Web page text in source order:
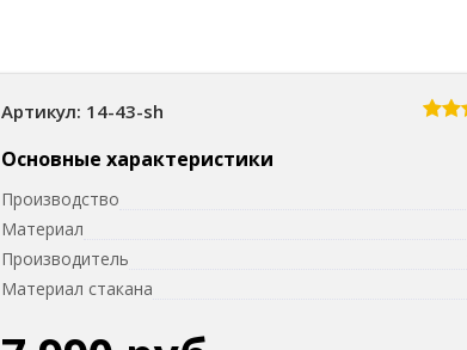
Артикул: 14-43-sh
Основные характеристики
Производство
Материал
Производитель
Материал стакана